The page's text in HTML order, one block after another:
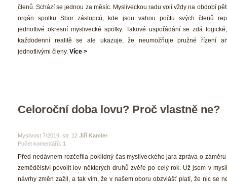
členů. Schází se jednou za měsíc. Mysliveckou radu volí vždy na období
orgán spolku Sbor zástupců, kde jsou vahou počtu svých členů
jednotlivé okresní myslivecké spolky. Takové uspořádání se zdá
každodenní realitě se ale ukazuje, že neumožňuje pružné řízení
jednotlivými členy. Více >
Celoroční doba lovu? Proč vlastně ne?
Myslivost 7/2019, str. 12 Jiří Kamler
Počet komentářů: 1
Před nedávnem rozčeřila poklidný čas mysliveckého jara zpráva o
zemědělství povolit lov některých druhů zvěře po celý rok. Už jsem v
návrhy změn zažil, a tak vím, že v našem oboru obzvlášť platí, že nic se